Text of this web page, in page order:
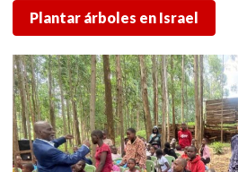
Plantar árboles en Israel